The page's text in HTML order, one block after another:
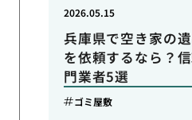
兵庫県で空き家の
を依頼するなら？
門業者5選
2026.05.15
ゴミ屋敷